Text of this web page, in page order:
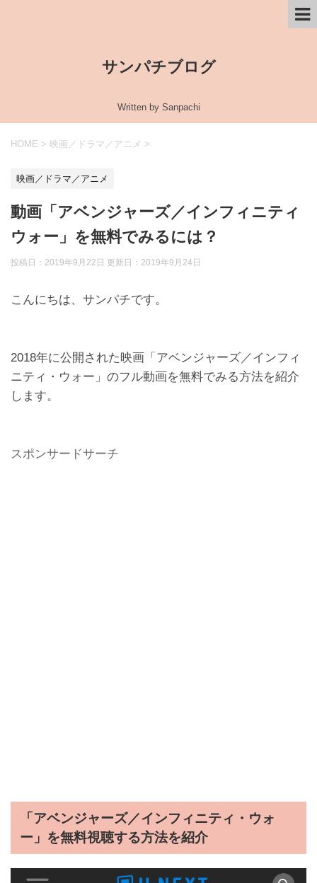
サンパチブログ
Written by Sanpachi
HOME > 映画／ドラマ／アニメ >
映画／ドラマ／アニメ
動画「アベンジャーズ／インフィニティ
ウォー」を無料でみるには？
投稿日：2019年9月22日 更新日： 2019年9月24日
こんにちは、サンパチです。
2018年に公開された映画「アベンジャーズ／インフィ
ニティ・ウォー」のフル動画を無料でみる方法を紹介
します。
スポンサードサーチ
「アベンジャーズ／インフィニティ・ウォ
ー」を無料視聴する方法を紹介